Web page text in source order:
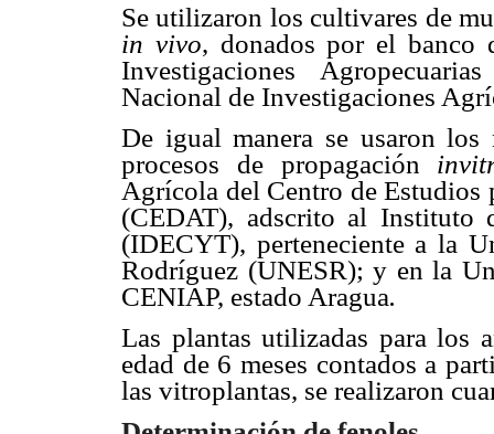
Se utilizaron los cultivares de
in vivo, donados por el banco
Investigaciones
Nacional de Investigaciones
De igual manera se usaron
procesos de propagación
Agrícola del Centro de
(CEDAT), adscrito al Instituto
(IDECYT), perteneciente a la
Rodríguez (UNESR); y en la
CENIAP, estado Aragua.
Las plantas utilizadas para los
edad de 6 meses contados a
las vitroplantas, se realizaron